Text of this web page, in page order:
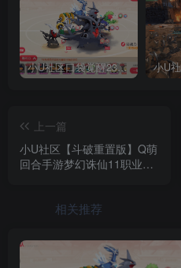
小U社区口袋觉醒23SS魔改版服务端横版卡牌手游+Linux手工服务端+GM授权后台+搭建视频
上一篇
小U社区【斗破重置版】Q萌
回合手游梦幻诛仙11职业版
相关推荐